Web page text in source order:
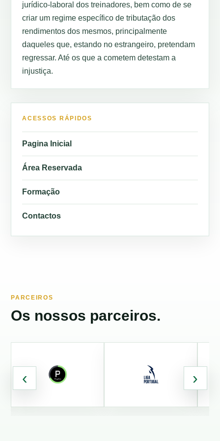
jurídico-laboral dos treinadores, bem como de se
criar um regime específico de tributação dos
rendimentos dos mesmos, principalmente
daqueles que, estando no estrangeiro, pretendam
regressar. Até os que a cometem detestam a
injustiça.
ACESSOS RÁPIDOS
Pagina Inicial
Área Reservada
Formação
Contactos
PARCEIROS
Os nossos parceiros.
‹ ›